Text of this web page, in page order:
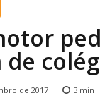
de
de 2017 3 min